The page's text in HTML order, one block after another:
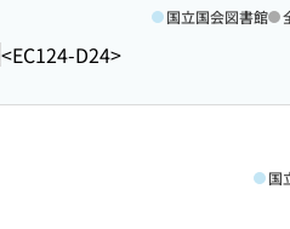
<EC124-D24>
国立国会図書館
国